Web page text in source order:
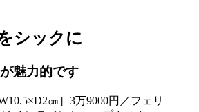
シックに
魅力的です